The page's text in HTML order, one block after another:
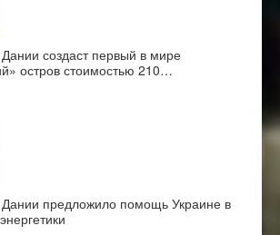
создаст первый в мире
остров стоимостью 210…
Дании предложило помощь Украине в